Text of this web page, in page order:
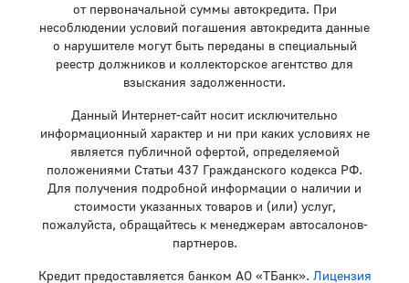
от первоначальной суммы автокредита. При
несоблюдении условий погашения автокредита данные
о нарушителе могут быть переданы в специальный
реестр должников и коллекторское агентство для
взыскания задолженности.
Данный Интернет-сайт носит исключительно
информационный характер и ни при каких условиях не
является публичной офертой, определяемой
положениями Статьи 437 Гражданского кодекса РФ.
Для получения подробной информации о наличии и
стоимости указанных товаров и (или) услуг,
пожалуйста, обращайтесь к менеджерам автосалонов-
партнеров.
Кредит предоставляется банком АО «ТБанк». Лицензия